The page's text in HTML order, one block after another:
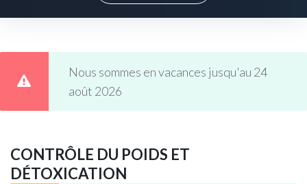
Nous sommes en vacances jusqu'au 24
août 2026
CONTRÔLE DU POIDS ET
DÉTOXICATION